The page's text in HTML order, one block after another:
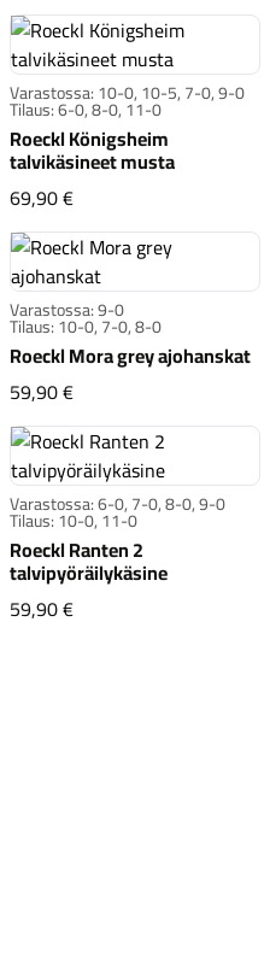
Komponentit
Katso koko
Varastossa: 10-0, 10-5, 7-0, 9-0
Tilaus: 6-0, 8-0, 11-0
Roeckl Königsheim
talvikäsineet musta
69,90 €Roeckl Königsheim
Varastossa: 9-0
Tilaus: 10-0, 7-0, 8-0
Roeckl Mora grey ajohanskat
59,90 €Roeckl Mora grey
Varastossa: 6-0, 7-0, 8-0, 9-0
Tilaus: 10-0, 11-0
Roeckl Ranten 2
talvipyöräilykäsine
59,90 €Roeckl Ranten 2